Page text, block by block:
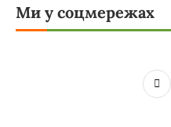
Ми у соцмережах